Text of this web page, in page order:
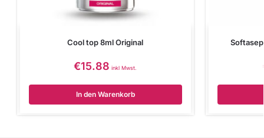
Cool top 8ml Original
€15.88 inkl Mwst.
In den Warenkorb